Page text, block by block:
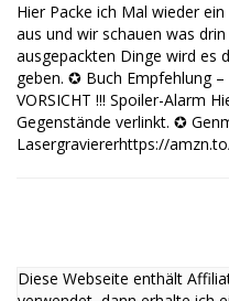
Hier Packe ich Mal wieder
aus und wir schauen was
ausgepackten Dinge wird es
geben. ✪ Buch Empfehlung
VORSICHT !!! Spoiler-Alarm
Gegenstände verlinkt. ✪
Lasergraviererhttps://
Diese Webseite enthält